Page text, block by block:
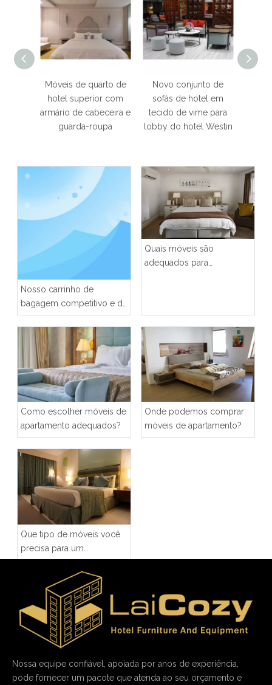
de quarto de
hotel superior com
de cabeceira e
guarda-roupa
Novo conjunto de
sofás de hotel em
tecido de vime para
lobby do hotel Westin
Moderna sala de
em madeira
Resort Villa
Nosso carrinho de
bagagem competitivo e de
alta qualidade para hotel
Quais móveis são
adequados para
Como escolher móveis de
apartamento adequados?
Onde podemos comprar
móveis de apartamento?
Que tipo de móveis você
precisa para um
apartamento pequeno?
Nossa equipe confiável, apoiada por anos de experiência,
pode fornecer um pacote que atenda ao seu orçamento e